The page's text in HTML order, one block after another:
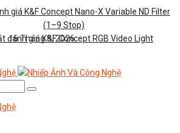
giá K&F Concept Nano-X Variable ND Filter
(1–9 Stop)
đánh giá K&F Concept RGB Video Light
6 Tháng 8, 2026